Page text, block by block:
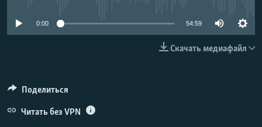
0:00 54:59
Скачать медиафайл
Поделиться
Читать без VPN